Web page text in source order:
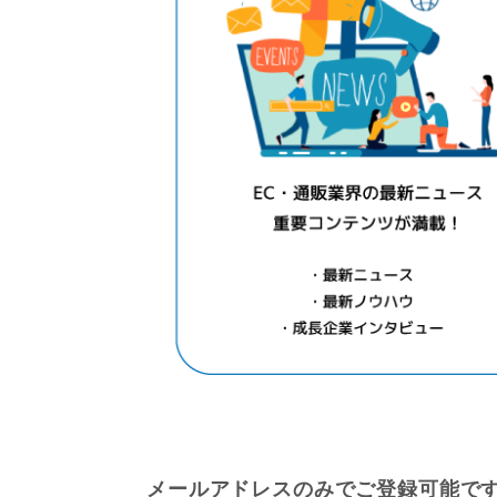
メールアドレスのみでご登録可能で